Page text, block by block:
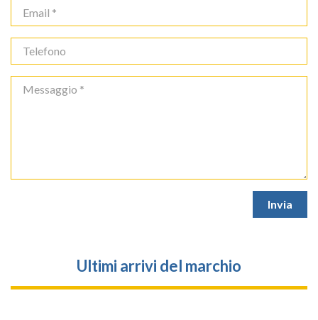
Ultimi arrivi del marchio